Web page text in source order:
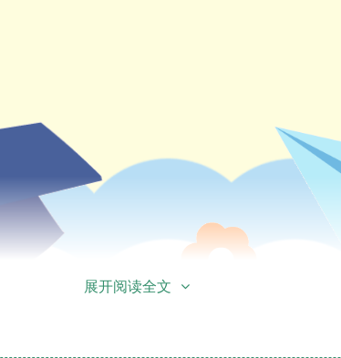
展开阅读全文